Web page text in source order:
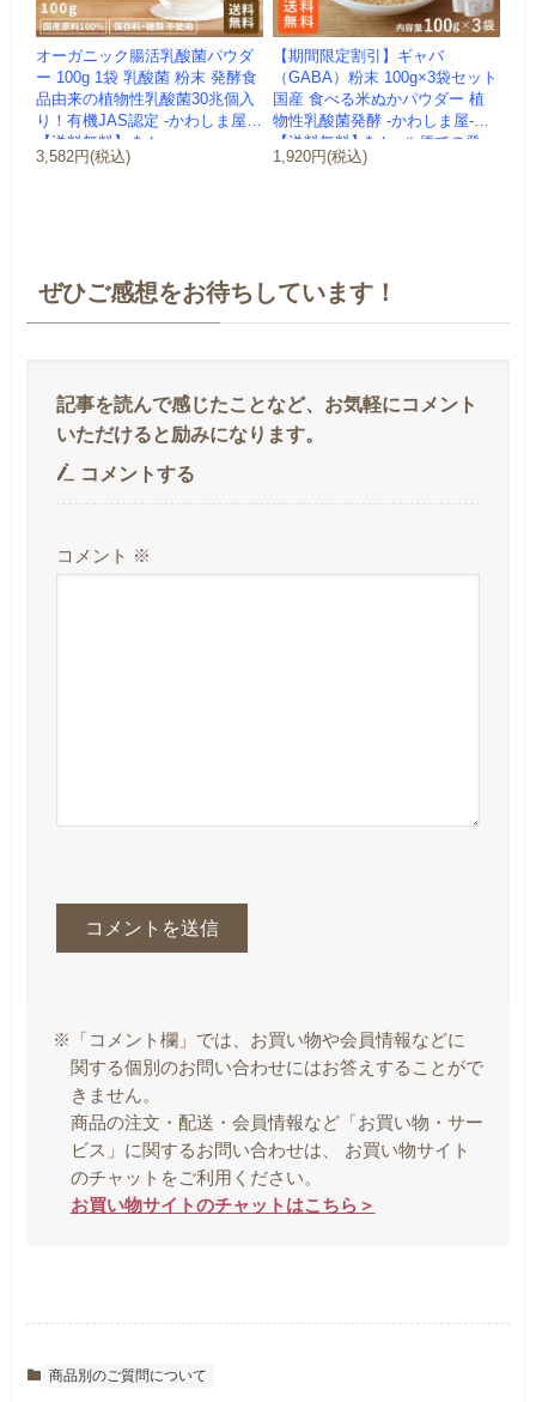
オーガニック腸活乳酸菌パウダ
ー 100g 1袋 乳酸菌 粉末 発酵食
品由来の植物性乳酸菌30兆個入
り！有機JAS認定 -かわしま屋-
【送料無料】 *メ...
3,582円(税込)
【期間限定割引】ギャバ
（GABA）粉末 100g×3袋セット
国産 食べる米ぬかパウダー 植
物性乳酸菌発酵 -かわしま屋-
【送料無料】*メール便での発
送...
1,920円(税込)
※「コメント欄」では、お買い物や会員情報などに
関する個別のお問い合わせにはお答えすることがで
きません。
商品の注文・配送・会員情報など「お買い物・サー
ビス」に関するお問い合わせは、 お買い物サイト
のチャットをご利用ください。
お買い物サイトのチャットはこちら＞
商品別のご質問について
ぜひご感想をお待ちしています！
コメントする
コメント ※